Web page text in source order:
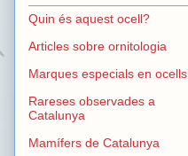
Quin és aquest ocell?
Articles sobre ornitologia
Marques especials en ocells
Rareses observades a
Catalunya
Mamífers de Catalunya